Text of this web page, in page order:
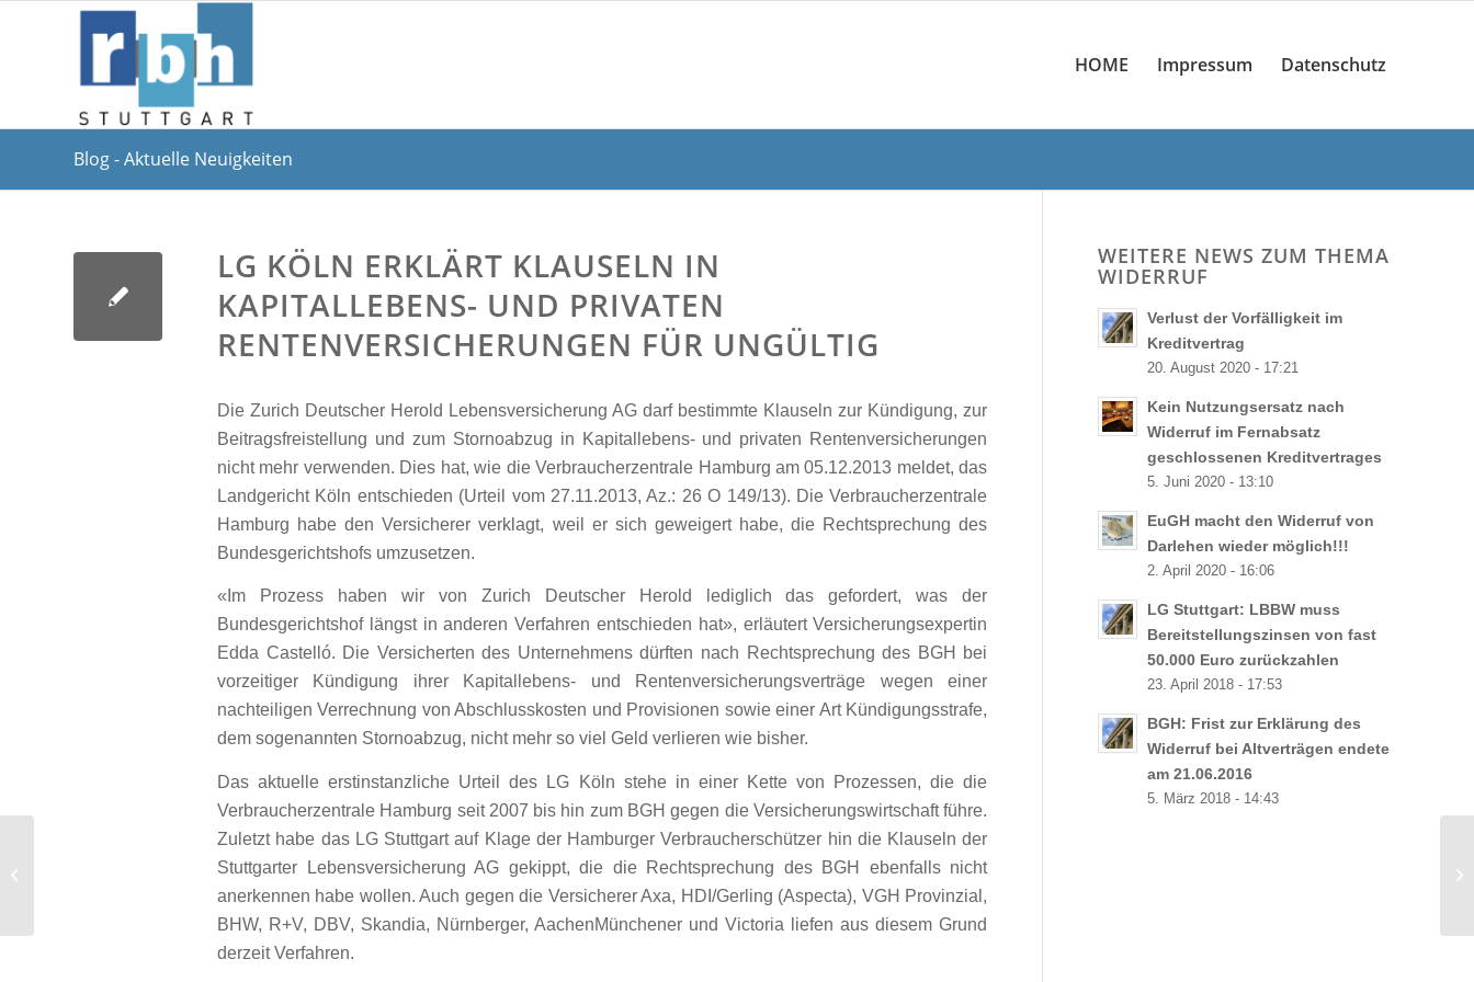
HOME Impressum Datenschutz
Blog - Aktuelle Neuigkeiten
LG KÖLN ERKLÄRT KLAUSELN IN
KAPITALLEBENS- UND PRIVATEN
RENTENVERSICHERUNGEN FÜR UNGÜLTIG
Die Zurich Deutscher Herold Lebensversicherung AG darf bestimmte Klauseln zur Kündigung, zur
Beitragsfreistellung und zum Stornoabzug in Kapitallebens- und privaten Rentenversicherungen
nicht mehr verwenden. Dies hat, wie die Verbraucherzentrale Hamburg am 05.12.2013 meldet, das
Landgericht Köln entschieden (Urteil vom 27.11.2013, Az.: 26 O 149/13). Die Verbraucherzentrale
Hamburg habe den Versicherer verklagt, weil er sich geweigert habe, die Rechtsprechung des
Bundesgerichtshofs umzusetzen.
«Im Prozess haben wir von Zurich Deutscher Herold lediglich das gefordert, was der
Bundesgerichtshof längst in anderen Verfahren entschieden hat», erläutert Versicherungsexpertin
Edda Castelló. Die Versicherten des Unternehmens dürften nach Rechtsprechung des BGH bei
vorzeitiger Kündigung ihrer Kapitallebens- und Rentenversicherungsverträge wegen einer
nachteiligen Verrechnung von Abschlusskosten und Provisionen sowie einer Art Kündigungsstrafe,
dem sogenannten Stornoabzug, nicht mehr so viel Geld verlieren wie bisher.
Das aktuelle erstinstanzliche Urteil des LG Köln stehe in einer Kette von Prozessen, die die
Verbraucherzentrale Hamburg seit 2007 bis hin zum BGH gegen die Versicherungswirtschaft führe.
Zuletzt habe das LG Stuttgart auf Klage der Hamburger Verbraucherschützer hin die Klauseln der
Stuttgarter Lebensversicherung AG gekippt, die die Rechtsprechung des BGH ebenfalls nicht
anerkennen habe wollen. Auch gegen die Versicherer Axa, HDI/Gerling (Aspecta), VGH Provinzial,
BHW, R+V, DBV, Skandia, Nürnberger, AachenMünchener und Victoria liefen aus diesem Grund
derzeit Verfahren.
WEITERE NEWS ZUM THEMA
WIDERRUF
Verlust der Vorfälligkeit im
Kreditvertrag
20. August 2020 - 17:21
Kein Nutzungsersatz nach
Widerruf im Fernabsatz
geschlossenen Kreditvertrages
5. Juni 2020 - 13:10
EuGH macht den Widerruf von
Darlehen wieder möglich!!!
2. April 2020 - 16:06
LG Stuttgart: LBBW muss
Bereitstellungszinsen von fast
50.000 Euro zurückzahlen
23. April 2018 - 17:53
BGH: Frist zur Erklärung des
Widerruf bei Altverträgen endete
am 21.06.2016
5. März 2018 - 14:43
Rückabwicklung nach vollständiger